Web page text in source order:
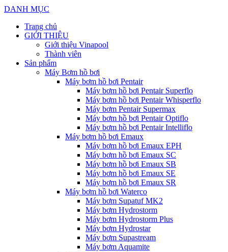
DANH MỤC
Trang chủ
GIỚI THIỆU
Giới thiệu Vinapool
Thành viên
Sản phẩm
Máy Bơm hồ bơi
Máy bơm hồ bơi Pentair
Máy bơm hồ bơi Pentair Superflo
Máy bơm hồ bơi Pentair Whisperflo
Máy bơm Pentair Supermax
Máy bơm hồ bơi Pentair Optiflo
Máy bơm hồ bơi Pentair Intelliflo
Máy bơm hồ bơi Emaux
Máy bơm hồ bơi Emaux EPH
Máy bơm hồ bơi Emaux SC
Máy bơm hồ bơi Emaux SB
Máy bơm hồ bơi Emaux SE
Máy bơm hồ bơi Emaux SR
Máy bơm hồ bơi Waterco
Máy bơm Supatuf MK2
Máy bơm Hydrostorm
Máy bơm Hydrostorm Plus
Máy bơm Hydrostar
Máy bơm Supastream
Máy bơm Aquamite